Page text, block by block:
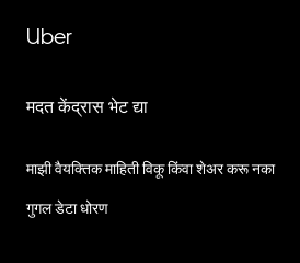
Uber
मदत केंद्रास भेट द्या
माझी वैयक्तिक माहिती विकू किंवा शेअर करू नका
गुगल डेटा धोरण